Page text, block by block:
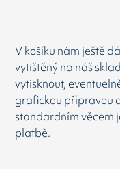
V košíku nám ještě
vytištěný na náš
vytisknout,
grafickou přípravou
standardním věcem
platbě.